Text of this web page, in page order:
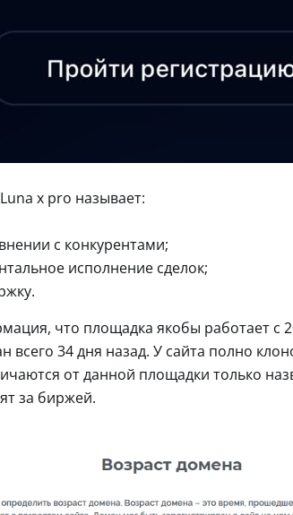
x pro называет:
с конкурентами;
исполнение сделок;
что площадка якобы работает с
всего 34 дня назад. У сайта полно
от данной площадки только
за биржей.